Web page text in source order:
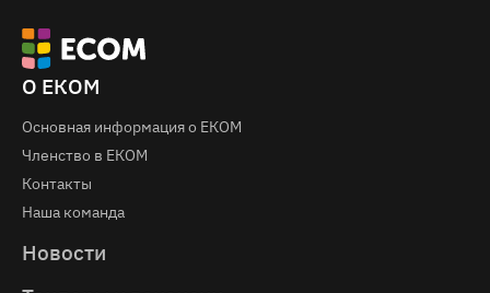
О ЕКОМ
Основная информация о EКOM
Членство в ЕКОМ
Контакты
Наша команда
Новости